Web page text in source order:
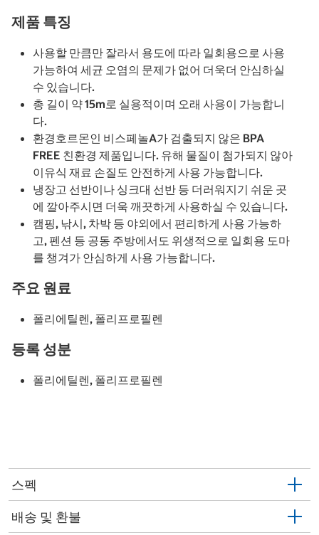
제품 특징
사용할 만큼만 잘라서 용도에 따라 일회용으로 사용
가능하여 세균 오염의 문제가 없어 더욱더 안심하실
수 있습니다.
총 길이 약 15m로 실용적이며 오래 사용이 가능합니
다.
환경호르몬인 비스페놀A가 검출되지 않은 BPA
FREE 친환경 제품입니다. 유해 물질이 첨가되지 않아
이유식 재료 손질도 안전하게 사용 가능합니다.
냉장고 선반이나 싱크대 선반 등 더러워지기 쉬운 곳
에 깔아주시면 더욱 깨끗하게 사용하실 수 있습니다.
캠핑, 낚시, 차박 등 야외에서 편리하게 사용 가능하
고, 펜션 등 공동 주방에서도 위생적으로 일회용 도마
를 챙겨가 안심하게 사용 가능합니다.
주요 원료
폴리에틸렌, 폴리프로필렌
등록 성분
폴리에틸렌, 폴리프로필렌
스펙
배송 및 환불